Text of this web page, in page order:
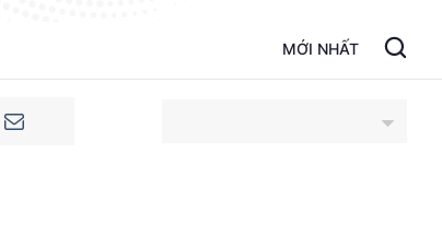
MỚI NHẤT